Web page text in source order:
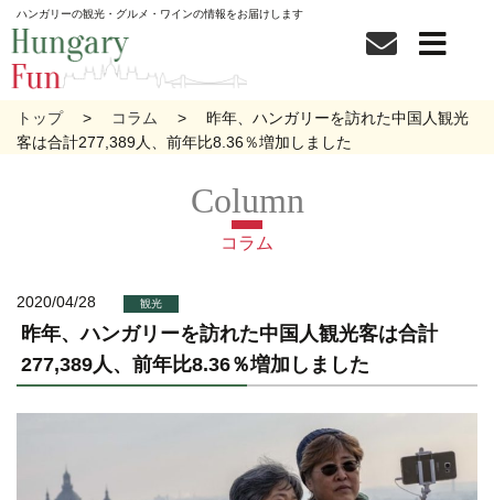
ハンガリーの観光・グルメ・ワインの情報をお届けします
トップ コラム
昨年、ハンガリーを訪れた中国人観光
客は合計277,389人、前年比8.36％増加しました
コラム
2020/04/28 観光
昨年、ハンガリーを訪れた中国人観光客は合計
277,389人、前年比8.36％増加しました